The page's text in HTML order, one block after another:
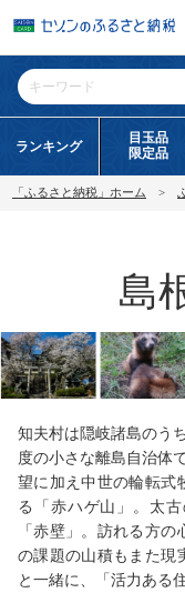
ランキング
目玉品
限定品
「ふるさと納税」ホーム
島
知夫村は隠岐諸島のう
度の小さな離島自治体
望に加え中世の輪転式
る「赤ハゲ山」。太
「赤壁」。訪れる方
の課題の山積もまた現
と一緒に、「活力ある